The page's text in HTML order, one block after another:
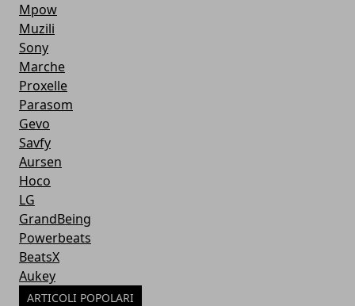
Mpow
Muzili
Sony
Marche
Proxelle
Parasom
Gevo
Savfy
Aursen
Hoco
LG
GrandBeing
Powerbeats
BeatsX
Aukey
ARTICOLI POPOLARI